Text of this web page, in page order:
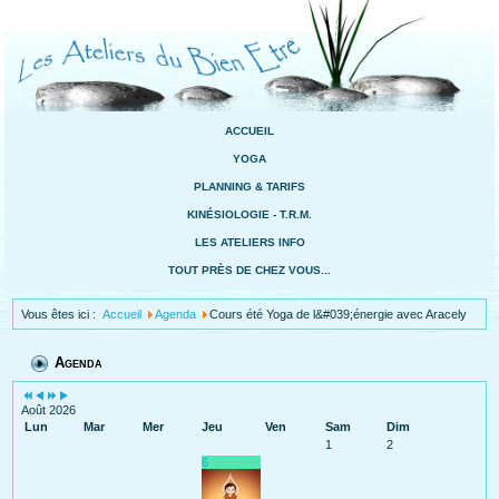
ACCUEIL
YOGA
PLANNING & TARIFS
KINÉSIOLOGIE - T.R.M.
LES ATELIERS INFO
TOUT PRÈS DE CHEZ VOUS...
Vous êtes ici :Accueil Agenda Cours été Yoga de l&#039;énergie avec Aracely
Agenda
Août 2026
Lun
Mar Mer Jeu Ven Sam
Dim
1
2
6